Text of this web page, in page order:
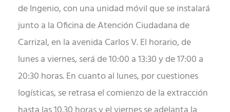
de Ingenio, con una unidad móvil que se instalará
junto a la Oficina de Atención Ciudadana de
Carrizal, en la avenida Carlos V. El horario, de
lunes a viernes, será de 10:00 a 13:30 y de 17:00 a
20:30 horas. En cuanto al lunes, por cuestiones
logísticas, se retrasa el comienzo de la extracción